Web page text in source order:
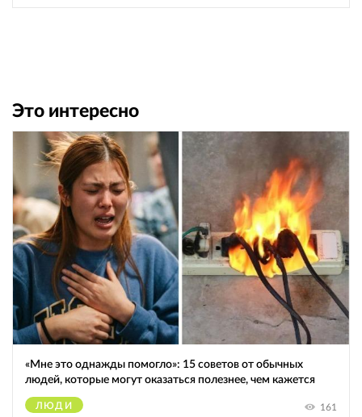
Это интересно
«Мне это однажды помогло»: 15 советов от обычных
людей, которые могут оказаться полезнее, чем кажется
ЛЮДИ 161